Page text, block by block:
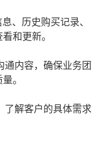
、历史购买记录、
和更新。
通内容，确保业务团
。
了解客户的具体需求